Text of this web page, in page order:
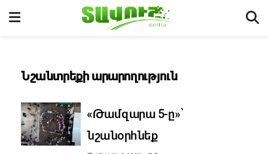
Նշանտրեքի արարողություն
«Թամզարա 5-ը»՝
նշանօրհնեք